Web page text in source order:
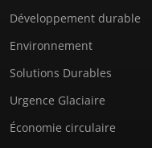
Développement durable
Environnement
Solutions Durables
Urgence Glaciaire
Économie circulaire